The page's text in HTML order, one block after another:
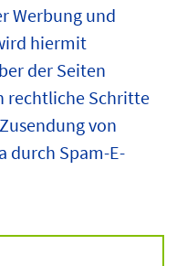
Werbung und
hiermit
der Seiten
rechtliche Schritte
von
durch Spam-E-